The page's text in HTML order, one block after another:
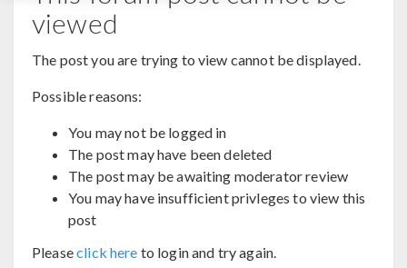
viewed
The post you are trying to view cannot be displayed.
Possible reasons:
You may not be logged in
The post may have been deleted
The post may be awaiting moderator review
You may have insufficient privleges to view this
post
Pleaseclick here to login and try again.